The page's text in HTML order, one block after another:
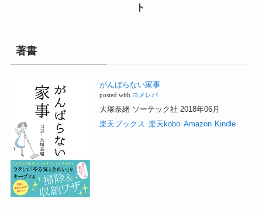
ト
著書
がんばらない家事
posted with ヨメレバ
大塚奈緒 ソーテック社 2018年06月
楽天ブックス 楽天kobo Amazon Kindle